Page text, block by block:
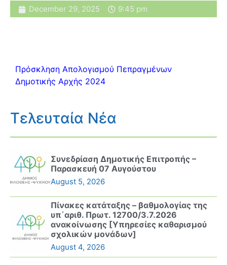
December 29, 2025 9:45 pm
Πρόσκληση Απολογισμού Πεπραγμένων
Δημοτικής Αρχής 2024
Τελευταία Νέα
Συνεδρίαση Δημοτικής Επιτροπής –
Παρασκευή 07 Αυγούστου
August 5, 2026
Πίνακες κατάταξης – βαθμολογίας της
υπ΄αριθ. Πρωτ. 12700/3.7.2026
ανακοίνωσης [Υπηρεσίες καθαρισμού
σχολικών μονάδων]
August 4, 2026